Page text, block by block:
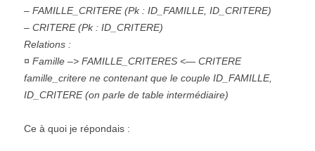
– FAMILLE_CRITERE (Pk : ID_FAMILLE, ID_CRITERE)
– CRITERE (Pk : ID_CRITERE)
Relations :
¤ Famille –> FAMILLE_CRITERES <— CRITERE
famille_critere ne contenant que le couple ID_FAMILLE,
ID_CRITERE (on parle de table intermédiaire)
Ce à quoi je répondais :